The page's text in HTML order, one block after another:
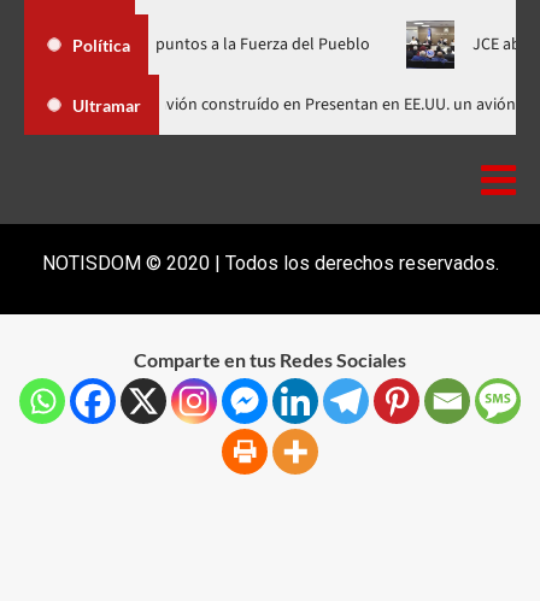
Política
de 22 puntos a la Fuerza del Pueblo JCE abre proceso
Ultramar
Presentan en EE.UU. un avión construído en Presentan en
NOTISDOM © 2020 | Todos los derechos reservados.
Comparte en tus Redes Sociales